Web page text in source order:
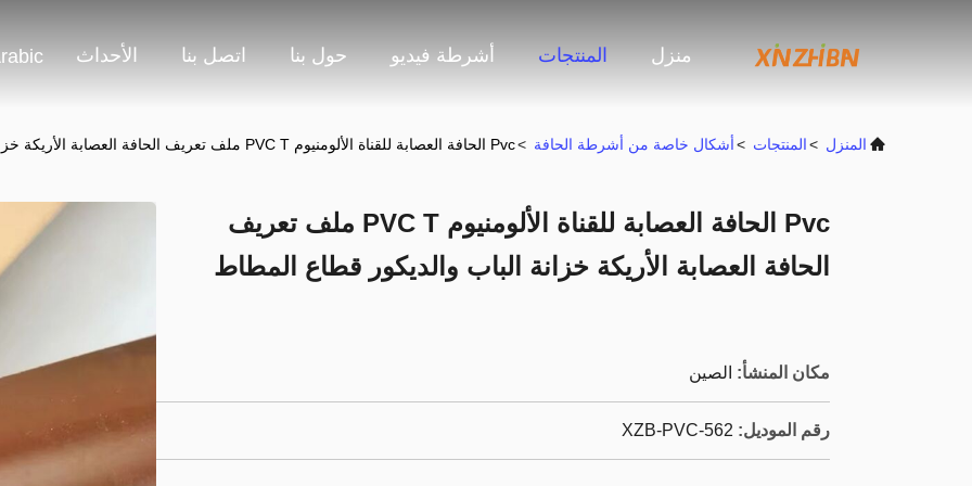
منزل المنتجات أشرطة فيديو حول بنا اتصل بنا الأحداث
المنزل >المنتجات >أشكال خاصة من أشرطة الحافة >Pvc الحافة العصابة للقناة الألومنيوم PVC T ملف تعريف الحافة العصابة الأريكة خزانة الباب والديكور قطاع المطاط
Pvc الحافة العصابة للقناة الألومنيوم PVC T ملف تعريف
الحافة العصابة الأريكة خزانة الباب والديكور قطاع المطاط
مكان المنشأ: الصين
رقم الموديل: XZB-PVC-562